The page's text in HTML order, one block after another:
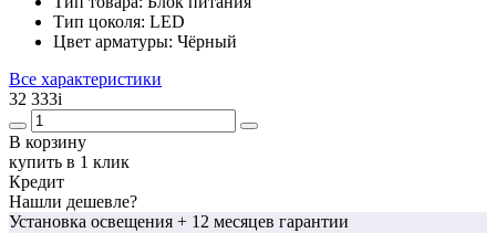
Тип цоколя: LED
Цвет арматуры: Чёрный
Все характеристики
32 333i
В корзину
купить в 1 клик
Кредит
Нашли дешевле?
Установка освещения + 12 месяцев гарантии